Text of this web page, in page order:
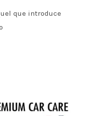
que introduce